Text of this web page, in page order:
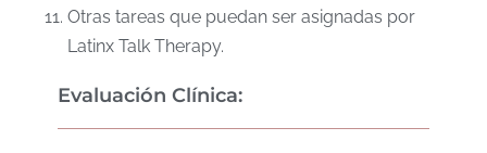
Otras tareas que puedan ser asignadas por
Latinx Talk Therapy.
Evaluación Clínica: